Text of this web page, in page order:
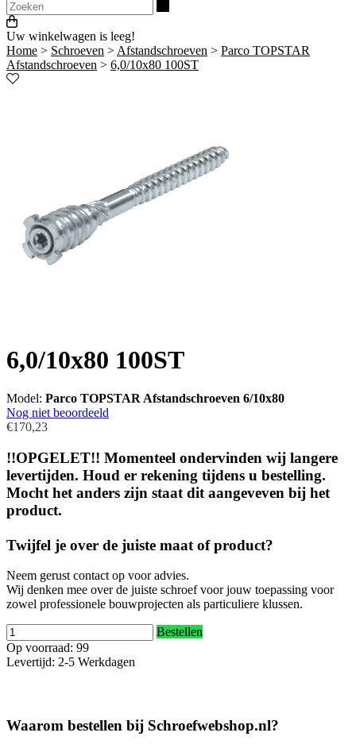
Uw winkelwagen is leeg!
Home > Schroeven > Afstandschroeven > Parco TOPSTAR
Afstandschroeven > 6,0/10x80 100ST
6,0/10x80 100ST
Model: Parco TOPSTAR Afstandschroeven 6/10x80
Nog niet beoordeeld
€170,23
!!OPGELET!! Momenteel ondervinden wij langere
levertijden. Houd er rekening tijdens u bestelling.
Mocht het anders zijn staat dit aangeveven bij het
product.
Twijfel je over de juiste maat of product?
Neem gerust contact op voor advies.
Wij denken mee over de juiste schroef voor jouw toepassing voor
zowel professionele bouwprojecten als particuliere klussen.
Bestellen
Op voorraad: 99
Levertijd: 2-5 Werkdagen
Waarom bestellen bij Schroefwebshop.nl?